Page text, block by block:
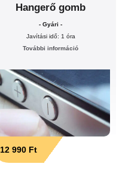
Hangerő gomb
- Gyári -
Javítási idő: 1 óra
További információ
12 990 Ft